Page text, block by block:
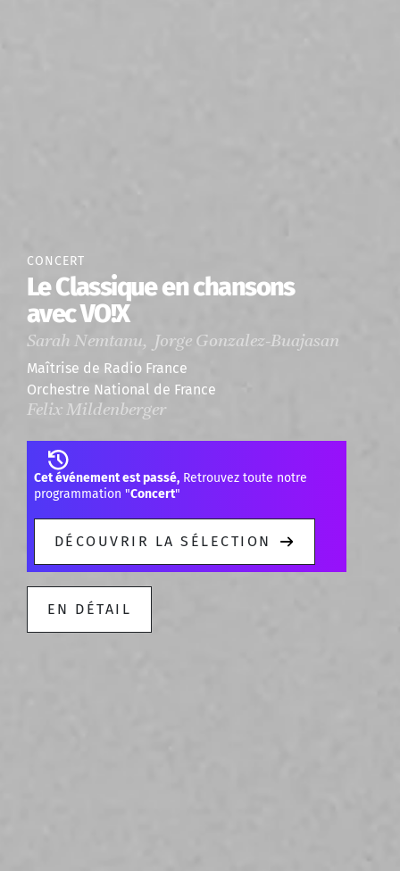
CONCERT
Le Classique en chansons
avec VO!X
Sarah Nemtanu, Jorge Gonzalez-Buajasan
Maîtrise de Radio France
Orchestre National de France
Felix Mildenberger
Cet événement est passé, Retrouvez toute notre
programmation "Concert"
DÉCOUVRIR LA SÉLECTION
EN DÉTAIL